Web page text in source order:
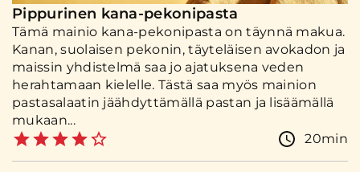
Pippurinen kana-pekonipasta
Tämä mainio kana-pekonipasta on täynnä makua.
Kanan, suolaisen pekonin, täyteläisen avokadon ja
maissin yhdistelmä saa jo ajatuksena veden
herahtamaan kielelle. Tästä saa myös mainion
pastasalaatin jäähdyttämällä pastan ja lisäämällä
mukaan...
20min